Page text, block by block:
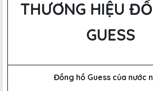
THƯƠNG HIỆU
GUESS
Đồng hồ Guess của nước